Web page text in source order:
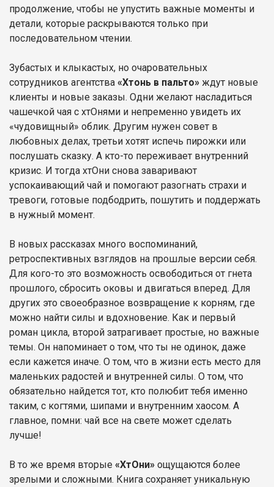
продолжение, чтобы не упустить важные моменты и
детали, которые раскрываются только при
последовательном чтении.
Зубастых и клыкастых, но очаровательных
сотрудников агентства «Хтонь в пальто» ждут новые
клиенты и новые заказы. Одни желают насладиться
чашечкой чая с хтОнями и непременно увидеть их
«чудовищный» облик. Другим нужен совет в
любовных делах, третьи хотят испечь пирожки или
послушать сказку. А кто-то переживает внутренний
кризис. И тогда хтОни снова заваривают
успокаивающий чай и помогают разогнать страхи и
тревоги, готовые подбодрить, пошутить и поддержать
в нужный момент.
В новых рассказах много воспоминаний,
ретроспективных взглядов на прошлые версии себя.
Для кого-то это возможность освободиться от гнета
прошлого, сбросить оковы и двигаться вперед. Для
других это своеобразное возвращение к корням, где
можно найти силы и вдохновение. Как и первый
роман цикла, второй затрагивает простые, но важные
темы. Он напоминает о том, что ты не одинок, даже
если кажется иначе. О том, что в жизни есть место для
маленьких радостей и внутренней силы. О том, что
обязательно найдется тот, кто полюбит тебя именно
таким, с когтями, шипами и внутренним хаосом. А
главное, помни: чай все на свете может сделать
лучше!
В то же время вторые «ХтОни» ощущаются более
зрелыми и сложными. Книга сохраняет уникальную